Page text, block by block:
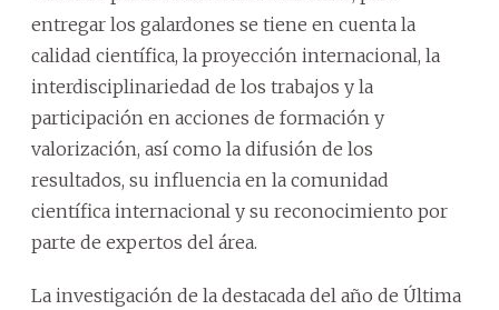
entregar los galardones se tiene en cuenta la
calidad científica, la proyección internacional, la
interdisciplinariedad de los trabajos y la
participación en acciones de formación y
valorización, así como la difusión de los
resultados, su influencia en la comunidad
científica internacional y su reconocimiento por
parte de expertos del área.
La investigación de la destacada del año de Última